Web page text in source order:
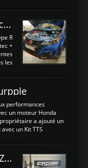
de la large bande
sweeney deepfake
sera connectée sur
pour
l'information est une
variable d'un
le ...
Préparation Honda Civic Type R FK2
R
+
les
le
le
fois
...
performances
un moteur Honda
a ajouté un
un Kit TTS
de son moteur:
300Cv sans
Préparation Nissan 240Z SR20DET